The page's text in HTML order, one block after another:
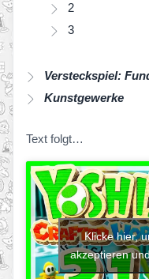
2
3
Versteckspiel:
Kunstgewerke
Text folgt…
Klicke hier,
akzeptieren